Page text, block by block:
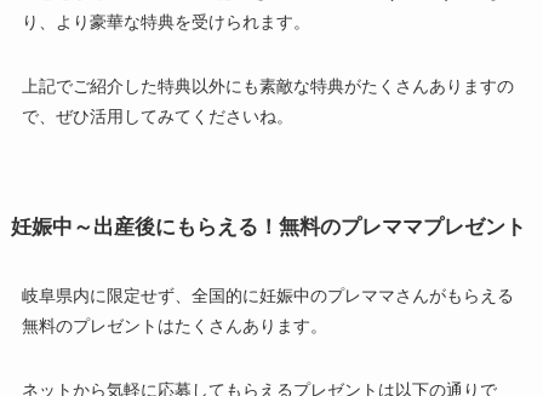
り、より豪華な特典を受けられます。
上記でご紹介した特典以外にも素敵な特典がたくさんありますの
で、ぜひ活用してみてくださいね。
妊娠中～出産後にもらえる！無料のプレママプレゼント
岐阜県内に限定せず、全国的に妊娠中のプレママさんがもらえる
無料のプレゼントはたくさんあります。
ネットから気軽に応募してもらえるプレゼントは以下の通りで